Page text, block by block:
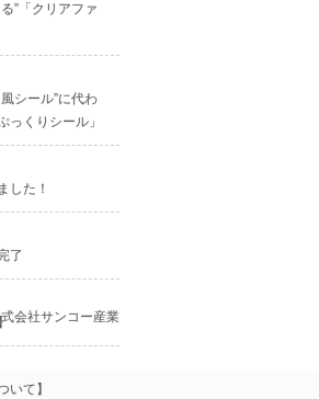
”「クリアファ
シール”に代わ
っくりシール」
した！
了
いて】